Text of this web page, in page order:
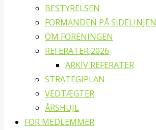
BESTYRELSEN
FORMANDEN PÅ SIDELINJEN
OM FORENINGEN
REFERATER 2026
ARKIV REFERATER
STRATEGIPLAN
VEDTÆGTER
ÅRSHUJL
FOR MEDLEMMER